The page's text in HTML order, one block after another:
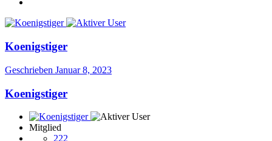
Koenigstiger
Geschrieben Januar 8, 2023
Koenigstiger
Mitglied
222